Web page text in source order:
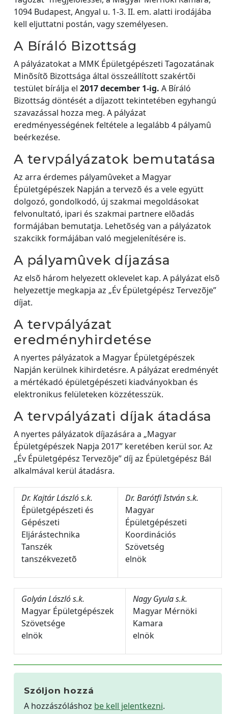
1094 Budapest, Angyal u. 1-3. II. em. alatti irodájába
kell eljuttatni postán, vagy személyesen.
A Bíráló Bizottság
A pályázatokat a MMK Épületgépészeti Tagozatának
Minõsítõ Bizottsága által összeállított szakértõi
testület bírálja el 2017 december 1-ig. A Bíráló
Bizottság döntését a díjazott tekintetében egyhangú
szavazással hozza meg. A pályázat
eredményességének feltétele a legalább 4 pályamû
beérkezése.
A tervpályázatok bemutatása
Az arra érdemes pályamûveket a Magyar
Épületgépészek Napján a tervezõ és a vele együtt
dolgozó, gondolkodó, új szakmai megoldásokat
felvonultató, ipari és szakmai partnere elõadás
formájában bemutatja. Lehetõség van a pályázatok
szakcikk formájában való megjelenítésére is.
A pályamûvek díjazása
Az elsõ három helyezett oklevelet kap. A pályázat elsõ
helyezettje megkapja az „Év Épületgépész Tervezõje”
díjat.
A tervpályázat
eredményhirdetése
A nyertes pályázatok a Magyar Épületgépészek
Napján kerülnek kihirdetésre. A pályázat eredményét
a mértékadó épületgépészeti kiadványokban és
elektronikus felületeken közzétesszük.
A tervpályázati díjak átadása
A nyertes pályázatok díjazására a „Magyar
Épületgépészek Napja 2017” keretében kerül sor. Az
„Év Épületgépész Tervezõje” díj az Épületgépész Bál
alkalmával kerül átadásra.
Dr. Kajtár László s.k.
Épületgépészeti és
Gépészeti
Eljárástechnika
Tanszék
tanszékvezetõ
Dr. Barótfi István s.k.
Magyar
Épületgépészeti
Koordinációs
Szövetség
elnök
Golyán László s.k.
Magyar Épületgépészek
Szövetsége
elnök
Nagy Gyula s.k.
Magyar Mérnöki
Kamara
elnök
Szóljon hozzá
A hozzászóláshoz be kell jelentkezni.